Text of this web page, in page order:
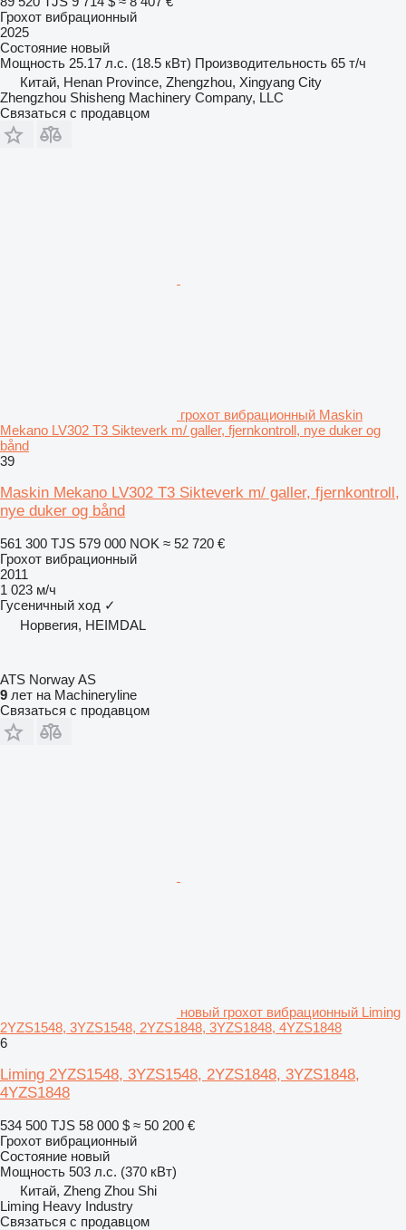
Грохот вибрационный
2025
Состояние новый
Мощность 25.17 л.с. (18.5 кВт) Производительность 65 т/ч
Китай, Henan Province, Zhengzhou, Xingyang City
Zhengzhou Shisheng Machinery Company, LLC
Связаться с продавцом
грохот вибрационный Maskin
Mekano LV302 T3 Sikteverk m/ galler, fjernkontroll, nye duker og
bånd
39
Maskin Mekano LV302 T3 Sikteverk m/ galler, fjernkontroll,
nye duker og bånd
561 300 TJS 579 000 NOK ≈ 52 720 €
Грохот вибрационный
2011
1 023 м/ч
Гусеничный ход ✓
Норвегия, HEIMDAL
ATS Norway AS
9 лет на Machineryline
Связаться с продавцом
новый грохот вибрационный Liming
2YZS1548, 3YZS1548, 2YZS1848, 3YZS1848, 4YZS1848
6
Liming 2YZS1548, 3YZS1548, 2YZS1848, 3YZS1848,
4YZS1848
534 500 TJS 58 000 $ ≈ 50 200 €
Грохот вибрационный
Состояние новый
Мощность 503 л.с. (370 кВт)
Китай, Zheng Zhou Shi
Liming Heavy Industry
Связаться с продавцом